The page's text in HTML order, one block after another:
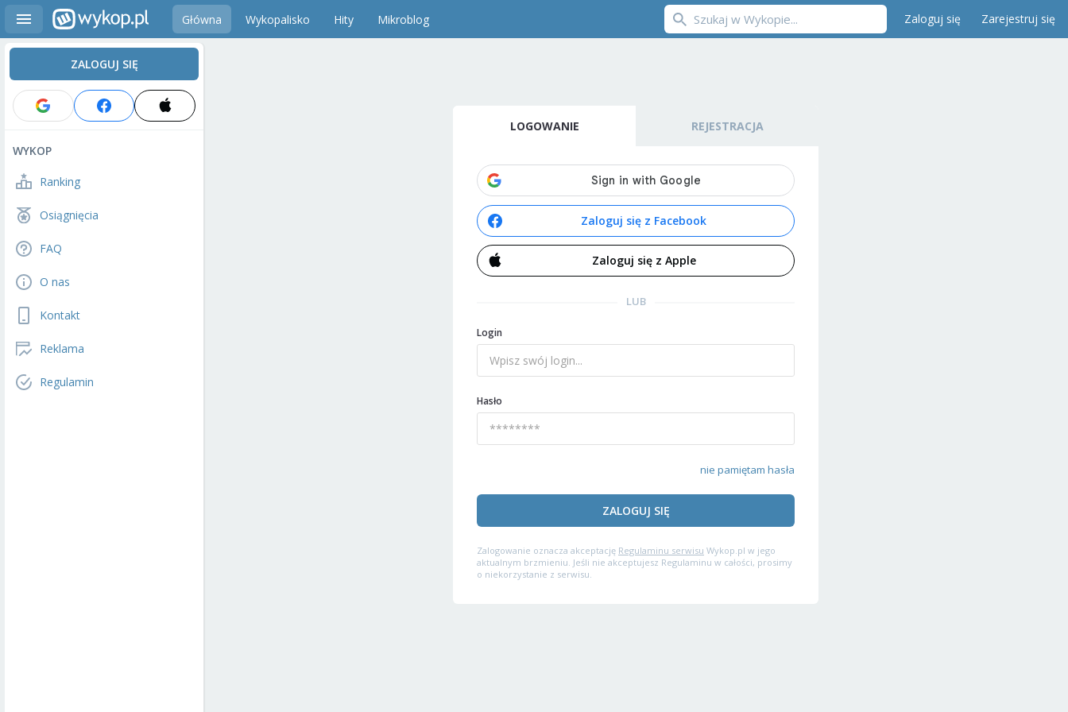
Główna Wykopalisko Hity Mikroblog Zaloguj się Zarejestruj się
ZALOGUJ SIĘ
WYKOP
Ranking
Osiągnięcia
FAQ
O nas
Kontakt
Reklama
Regulamin
LOGOWANIE REJESTRACJA
Zaloguj się z Facebook
Zaloguj się z Apple
LUB
Login
Hasło
nie pamiętam hasła
ZALOGUJ SIĘ
Zalogowanie oznacza akceptację Regulaminu serwisu Wykop.pl w jego
aktualnym brzmieniu. Jeśli nie akceptujesz Regulaminu w całości, prosimy
o niekorzystanie z serwisu.